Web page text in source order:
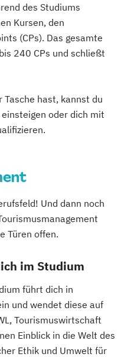
des Studiums
Kursen, den
(CPs). Das gesamte
240 CPs und schließt
Tasche hast, kannst du
oder dich mit
Und dann noch
Türen offen.
im Studium
führt dich in
und wendet diese auf
Tourismuswirtschaft
Einblick in die Welt des
Ethik und Umwelt für